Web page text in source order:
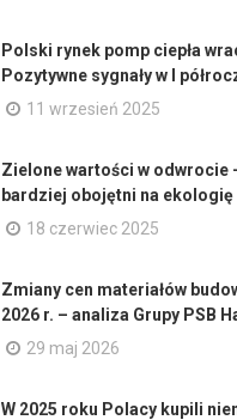
Polski rynek pomp ciepła
Pozytywne sygnały w I
11 wrzesień 2025
Zielone wartości w odwrocie
bardziej obojętni na ekologię
18 czerwiec 2025
Zmiany cen materiałów
2026 r. – analiza Grupy PSB
29 maj 2026
W 2025 roku Polacy kupili